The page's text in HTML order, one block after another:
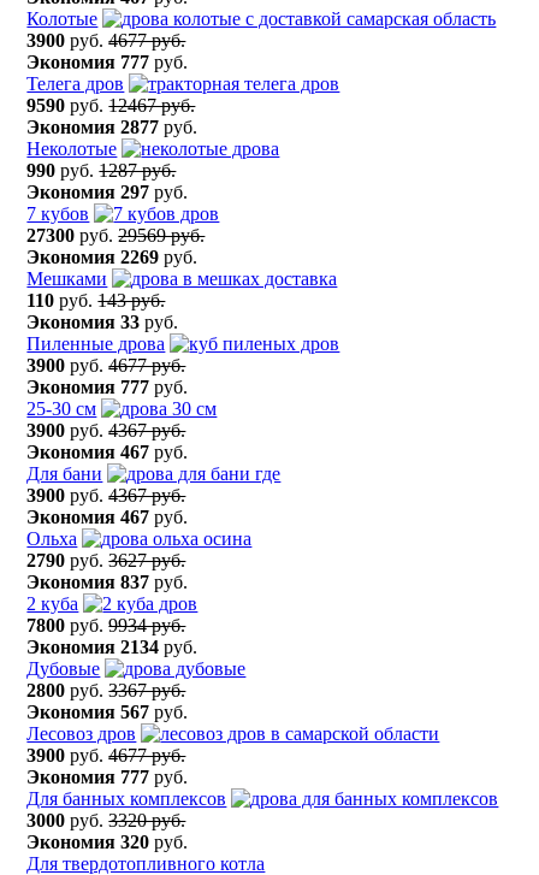
Колотые
3900 руб.4677 руб.
Экономия 777 руб.
Телега дров
9590 руб.12467 руб.
Экономия 2877 руб.
Неколотые
990 руб.1287 руб.
Экономия 297 руб.
7 кубов
27300 руб.29569 руб.
Экономия 2269 руб.
Мешками
110 руб.143 руб.
Экономия 33 руб.
Пиленные дрова
3900 руб.4677 руб.
Экономия 777 руб.
25-30 см
3900 руб.4367 руб.
Экономия 467 руб.
Для бани
3900 руб.4367 руб.
Экономия 467 руб.
Ольха
2790 руб.3627 руб.
Экономия 837 руб.
2 куба
7800 руб.9934 руб.
Экономия 2134 руб.
Дубовые
2800 руб.3367 руб.
Экономия 567 руб.
Лесовоз дров
3900 руб.4677 руб.
Экономия 777 руб.
Для банных комплексов
3000 руб.3320 руб.
Экономия 320 руб.
Для твердотопливного котла